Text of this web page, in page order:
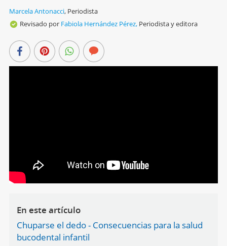
Marcela Antonacci, Periodista
Revisado por Fabiola Hernández Pérez, Periodista y editora
En este artículo
Chuparse el dedo - Consecuencias para la salud
bucodental infantil